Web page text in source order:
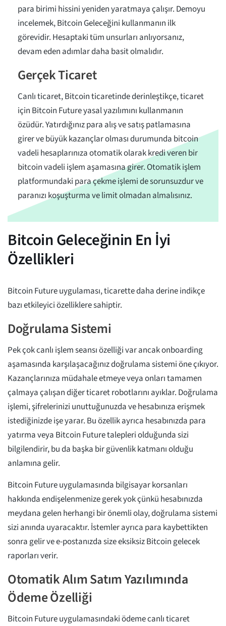
para birimi hissini yeniden yaratmaya çalışır. Demoyu
incelemek, Bitcoin Geleceğini kullanmanın ilk
görevidir. Hesaptaki tüm unsurları anlıyorsanız,
devam eden adımlar daha basit olmalıdır.
Gerçek Ticaret
Canlı ticaret, Bitcoin ticaretinde derinleştikçe, ticaret
için Bitcoin Future yasal yazılımını kullanmanın
özüdür. Yatırdığınız para alış ve satış patlamasına
girer ve büyük kazançlar olması durumunda bitcoin
vadeli hesaplarınıza otomatik olarak kredi veren bir
bitcoin vadeli işlem aşamasına girer. Otomatik işlem
platformundaki para çekme işlemi de sorunsuzdur ve
paranızı koşuşturma ve limit olmadan almalısınız.
Bitcoin Geleceğinin En İyi
Özellikleri
Bitcoin Future uygulaması, ticarette daha derine indikçe
bazı etkileyici özelliklere sahiptir.
Doğrulama Sistemi
Pek çok canlı işlem seansı özelliği var ancak onboarding
aşamasında karşılaşacağınız doğrulama sistemi öne çıkıyor.
Kazançlarınıza müdahale etmeye veya onları tamamen
çalmaya çalışan diğer ticaret robotlarını ayıklar. Doğrulama
işlemi, şifrelerinizi unuttuğunuzda ve hesabınıza erişmek
istediğinizde işe yarar. Bu özellik ayrıca hesabınızda para
yatırma veya Bitcoin Future talepleri olduğunda sizi
bilgilendirir, bu da başka bir güvenlik katmanı olduğu
anlamına gelir.
Bitcoin Future uygulamasında bilgisayar korsanları
hakkında endişelenmenize gerek yok çünkü hesabınızda
meydana gelen herhangi bir önemli olay, doğrulama sistemi
sizi anında uyaracaktır. İstemler ayrıca para kaybettikten
sonra gelir ve e-postanızda size eksiksiz Bitcoin gelecek
raporları verir.
Otomatik Alım Satım Yazılımında
Ödeme Özelliği
Bitcoin Future uygulamasındaki ödeme canlı ticaret